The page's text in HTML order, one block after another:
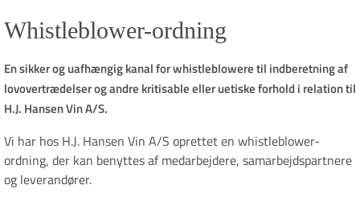
Whistleblower-ordning
En sikker og uafhængig kanal for whistleblowere til indberetning af
lovovertrædelser og andre kritisable eller uetiske forhold i relation til
H.J. Hansen Vin A/S.
Vi har hos H.J. Hansen Vin A/S oprettet en whistleblower-
ordning, der kan benyttes af medarbejdere, samarbejdspartnere
og leverandører.